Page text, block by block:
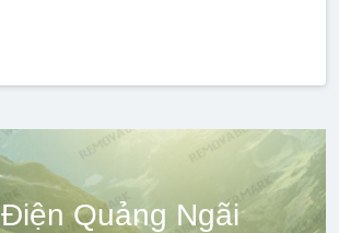
Điện Quảng Ngãi